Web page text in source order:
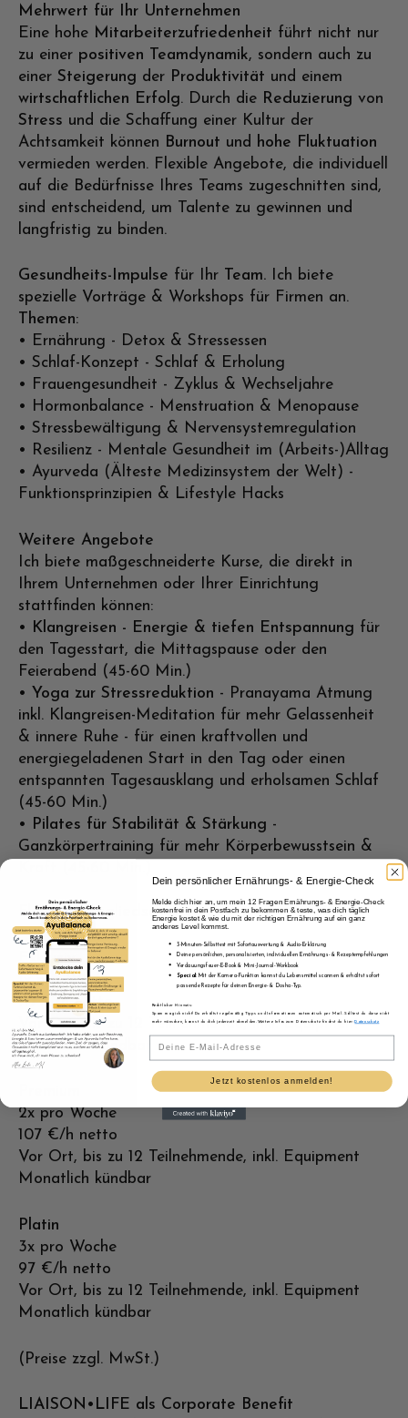
Mehrwert für Ihr Unternehmen
Eine hohe Mitarbeiterzufriedenheit führt nicht nur
zu einer positiven Teamdynamik, sondern auch zu
einer Steigerung der Produktivität und einem
wirtschaftlichen Erfolg. Durch die Reduzierung von
Stress und die Schaffung einer Kultur der
Achtsamkeit können
Burnout und
hohe Fluktuation
vermieden werden. Flexible Angebote, die individuell
auf die Bedürfnisse Ihres Teams zugeschnitten sind,
sind entscheidend, um Talente zu gewinnen und
langfristig zu binden.
Gesundheits-Impulse für Ihr Team.
Ich biete
spezielle Vorträge & Workshops für Firmen an.
Themen:
• Ernährung - Detox & Stressessen
• Schlaf-Konzept - Schlaf & Erholung
• Frauengesundheit - Zyklus & Wechseljahre
• Hormonbalance - Menstruation & Menopause
• Stressbewältigung & Nervensystemregulation
• Resilienz - Mentale Gesundheit im (Arbeits-)Alltag
• Ayurveda (Älteste Medizinsystem der Welt) -
Funktionsprinzipien & Lifestyle Hacks
Weitere Angebote
Ich biete maßgeschneiderte Kurse, die direkt in
Ihrem Unternehmen oder Ihrer Einrichtung
stattfinden können:
•
Klangreisen - Energie & tiefen Entspannung für
den Tagesstart, die Mittagspause oder den
Feierabend (45-60 Min.)
• Yoga zur Stressreduktion - Pranayama Atmung
inkl. Klangreisen-Meditation für mehr Gelassenheit
& innere Ruhe - für einen kraftvollen und
energiegeladenen Start in den Tag oder einen
entspannten Tagesausklang und erholsamen Schlaf
(45-60 Min.)
•
Pilates für Stabilität & Stärkung -
Ganzkörpertraining für mehr Körperbewusstsein &
Flexible Mitgliedschaften&Preise.
Exklusiv
1x pro Woche
117 €/h netto
Vor Ort, bis zu 12 Teilnehmende, inkl. Equipment
Monatlich kündbar
2x pro Woche
107 €/h netto
Vor Ort, bis zu 12 Teilnehmende, inkl. Equipment
Monatlich kündbar
Platin
3x pro Woche
97 €/h netto
Vor Ort, bis zu 12 Teilnehmende, inkl. Equipment
Monatlich kündbar
(Preise zzgl. MwSt.)
LIAISON•LIFE als Corporate Benefit
Dein persönlicher Ernährungs- & Energie-Check
Melde dich hier an, um mein 12 Fragen Ernährungs- & Energie-Check
kostenfrei in dein Postfach zu bekommen & teste, was dich täglich
Energie kostet & wie du mit der richtigen Ernährung auf ein ganz
anderes Level kommst.
3-Minuten-Selbsttest mit Sofortauswertung & Audio-Erklärung
Deine persönlichen, personalisierten, individuellen Ernährungs- & Rezeptempfehlungen
Verdauungsfeuer-E-Book & Mini-Journal-Workbook
Special: Mit der Kamera-Funktion kannst du Lebensmittel scannen & erhältst sofort
passende Rezepte für deinen Energie- & Dosha-Typ.
Rechtlicher Hinweis:
Spam mag ich nicht! Du erhältst regelmäßig Tipps und Informationen automatisch per Mail. Solltest du diese nicht
mehr wünschen, kannst du dich jederzeit abmelden. Weitere Infos zum Datenschutz findest du hier:Datenschutz
Email
Jetzt kostenlos anmelden!